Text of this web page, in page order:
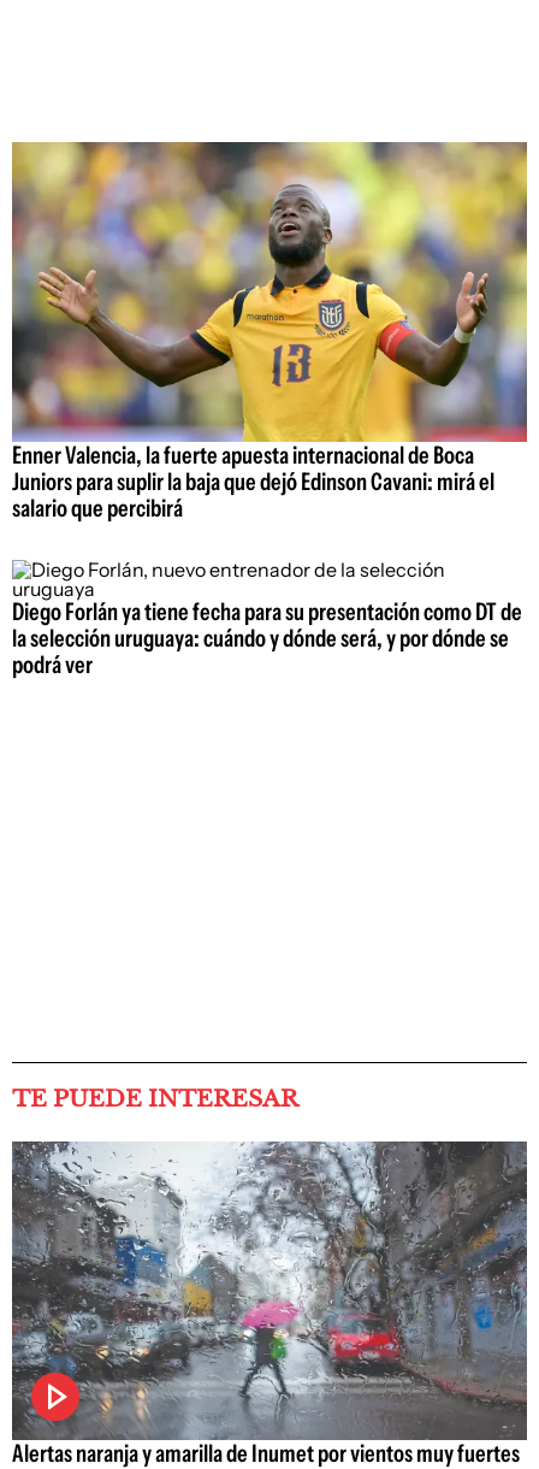
Enner Valencia, la fuerte apuesta internacional de Boca
Juniors para suplir la baja que dejó Edinson Cavani: mirá el
salario que percibirá
Diego Forlán ya tiene fecha para su presentación como DT de
la selección uruguaya: cuándo y dónde será, y por dónde se
podrá ver
TE PUEDE INTERESAR
Alertas naranja y amarilla de Inumet por vientos muy fuertes